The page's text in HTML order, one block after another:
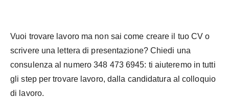
Vuoi trovare lavoro ma non sai come creare il tuo CV o
scrivere una lettera di presentazione? Chiedi una
consulenza al numero 348 473 6945: ti aiuteremo in tutti
gli step per trovare lavoro, dalla candidatura al colloquio
di lavoro.